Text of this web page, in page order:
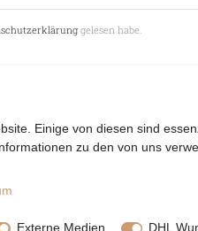
gelesen habe.
Vertrag
Einige von diesen sind
zu den von uns
Externe Medien DHL